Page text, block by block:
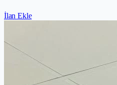
İlan Ekle